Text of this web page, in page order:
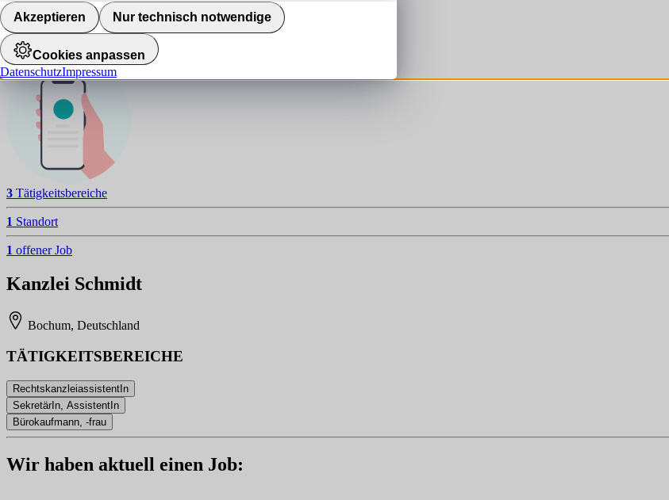
Aktuelle Jobs
Standorte
Jobalarm aktivieren
3 Tätigkeitsbereiche
1 Standort
1 offener Job
Kanzlei Schmidt
Bochum, Deutschland
TÄTIGKEITSBEREICHE
RechtskanzleiassistentIn
SekretärIn, AssistentIn
Bürokaufmann, -frau
Wir haben aktuell einen Job:
Akzeptieren Nur technisch notwendige
Cookies anpassen
DatenschutzImpressum